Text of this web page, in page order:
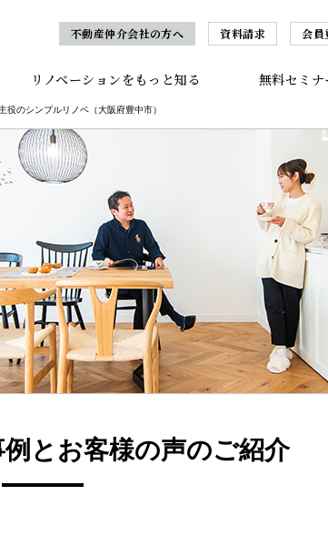
不動産仲介会社の方へ 資料請求 会員
リノベーションをもっと知る 無料セミナ
役のシンプルリノベ（大阪府豊中市）
とお客様の声のご紹介